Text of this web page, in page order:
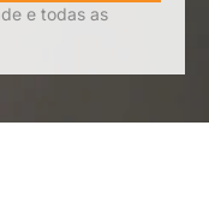
e todas as